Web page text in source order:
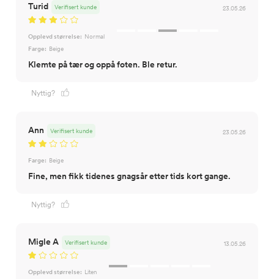
Turid 23.05.26
Verifisert kunde
Opplevd størrelse: Normal
Farge: Beige
Klemte på tær og oppå foten. Ble retur.
Nyttig?
Ann 23.05.26
Verifisert kunde
Farge: Beige
Fine, men fikk tidenes gnagsår etter tids kort gange.
Nyttig?
Migle A 13.05.26
Verifisert kunde
Opplevd størrelse: Liten